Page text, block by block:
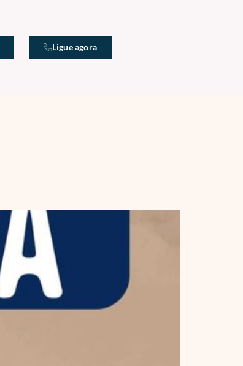
Ligue agora